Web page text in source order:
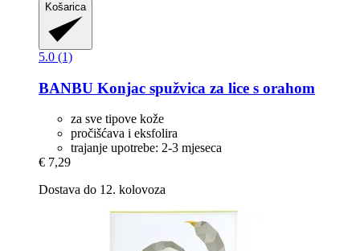
Košarica
5.0 (1)
BANBU Konjac spužvica za lice s orahom
za sve tipove kože
pročišćava i eksfolira
trajanje upotrebe: 2-3 mjeseca
€ 7,29
Dostava do 12. kolovoza